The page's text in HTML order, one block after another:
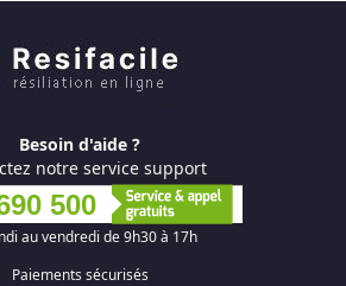
Besoin d'aide ?
notre service support
500
au vendredi de 9h30 à 17h
Paiements sécurisés